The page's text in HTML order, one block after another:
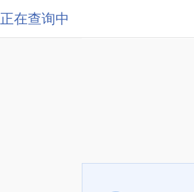
正在查询中